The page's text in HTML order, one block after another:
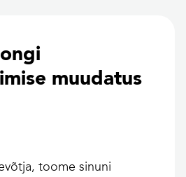
muudatus
toome sinuni